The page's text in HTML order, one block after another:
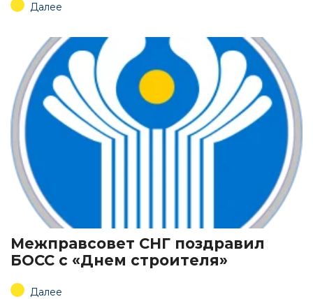
Далее
Межправсовет СНГ поздравил
БОСС с «Днем строителя»
Далее